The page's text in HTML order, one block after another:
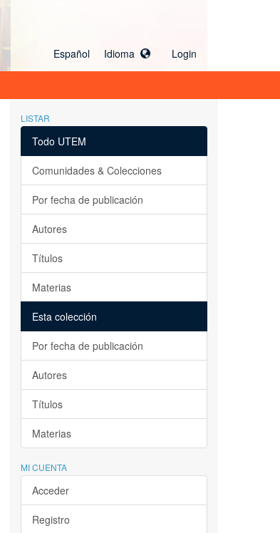
Español Idioma Login
LISTAR
Todo UTEM
Comunidades & Colecciones
Por fecha de publicación
Autores
Títulos
Materias
Esta colección
Por fecha de publicación
Autores
Títulos
Materias
MI CUENTA
Acceder
Registro